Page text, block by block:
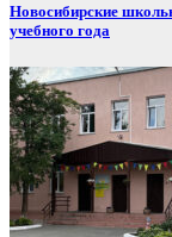
Новосибирские
учебного года